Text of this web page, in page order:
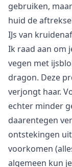
gebruiken,
huid de
IJs van
Ik raad aan om
vegen met
dragon. Deze
verjongt haar.
echter minder
daarentegen
ontstekingen
voorkomen
algemeen kun